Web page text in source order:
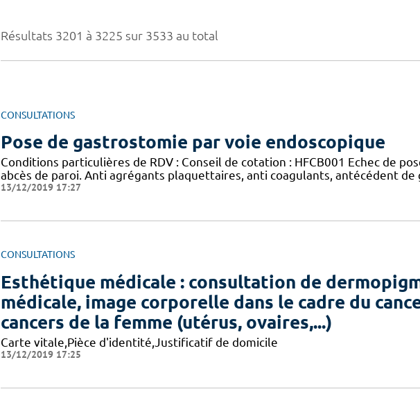
Résultats 3201 à 3225 sur 3533 au total
CONSULTATIONS
Pose de gastrostomie par voie endoscopique
Conditions particulières de RDV : Conseil de cotation : HFCB001 Echec de
abcès de paroi. Anti agrégants plaquettaires, anti coagulants, antécédent
13/12/2019 17:27
CONSULTATIONS
Esthétique médicale : consultation de
médicale, image corporelle dans le cadre du
cancers de la femme (utérus, ovaires,...)
Carte vitale,Pièce d'identité,Justificatif de domicile
13/12/2019 17:25